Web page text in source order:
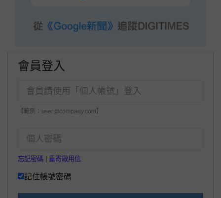
會員登入
【範例：user@company.com】
忘記密碼 重寄啟用信
記住帳號密碼